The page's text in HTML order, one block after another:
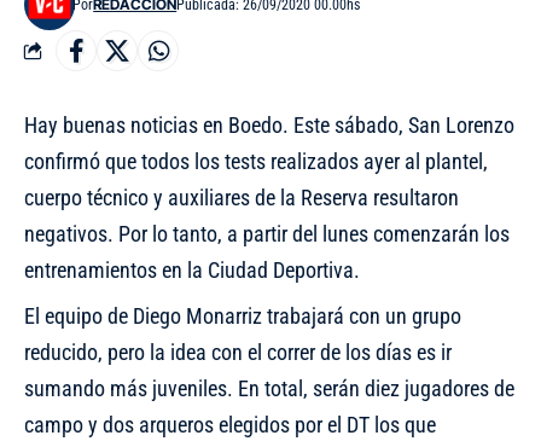
PorREDACCIÓNPublicada: 26/09/2020 00.00hs
Hay buenas noticias en Boedo. Este sábado, San Lorenzo
confirmó que todos los tests realizados ayer al plantel,
cuerpo técnico y auxiliares de la Reserva resultaron
negativos. Por lo tanto, a partir del lunes comenzarán los
entrenamientos en la Ciudad Deportiva.
El equipo de Diego Monarriz trabajará con un grupo
reducido, pero la idea con el correr de los días es ir
sumando más juveniles. En total, serán diez jugadores de
campo y dos arqueros elegidos por el DT los que